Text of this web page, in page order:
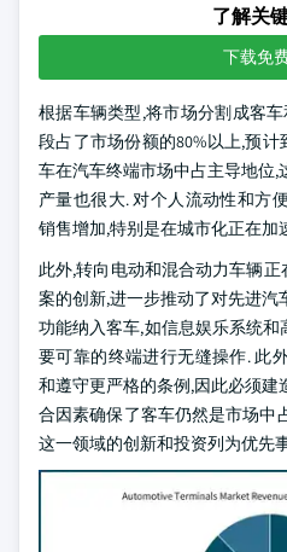
了解关
下载免
根据车辆类型,将市场分割成客
段占了市场份额的80%以上,预计
车在汽车终端市场中占主导地位,
产量也很大. 对个人流动性和方
销售增加,特别是在城市化正在加
此外,转向电动和混合动力车辆
案的创新,进一步推动了对先进汽
功能纳入客车,如信息娱乐系统和
要可靠的终端进行无缝操作. 此
和遵守更严格的条例,因此必须
合因素确保了客车仍然是市场中
这一领域的创新和投资列为优先